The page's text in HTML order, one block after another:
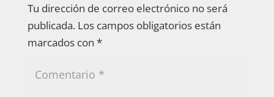
Tu dirección de correo electrónico no será
publicada. Los campos obligatorios están
marcados con *